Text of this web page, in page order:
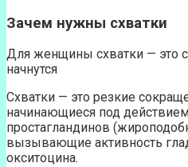
Зачем нужны схватки
Для женщины схватки — это
начнутся
Схватки — это резкие
начинающиеся под
простагландинов
вызывающие активность
окситоцина.